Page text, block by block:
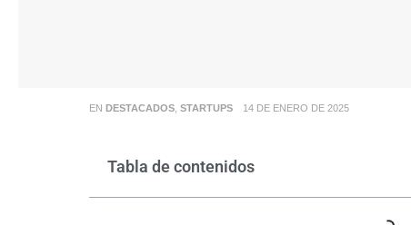
EN DESTACADOS, STARTUPS 14 DE ENERO DE 2025
Tabla de contenidos